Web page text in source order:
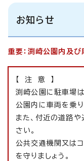
お知らせ
重要：渕崎公園内及
【 注 意 】
渕崎公園に駐車場は
公園内に車両を乗
また、付近の道路
さい。
公共交通機関又はコ
を守りましょう。